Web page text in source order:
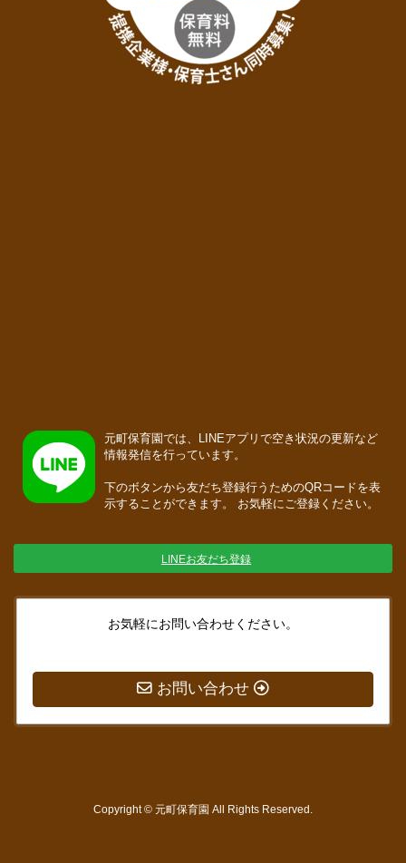
元町保育園では、LINEアプリで空き状況の更新など
情報発信を行っています。
下のボタンから友だち登録行うためのQRコードを表
示することができます。 お気軽にご登録ください。
LINEお友だち登録
お気軽にお問い合わせください。
お問い合わせ
Copyright © 元町保育園 All Rights Reserved.